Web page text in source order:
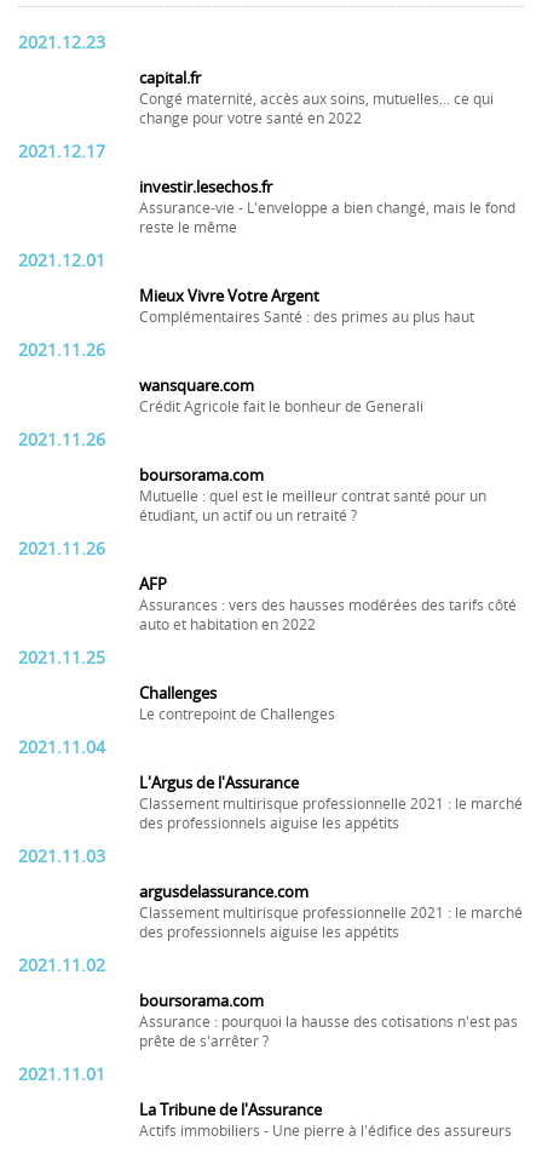
2021.12.23
capital.fr
Congé maternité, accès aux soins, mutuelles... ce qui
change pour votre santé en 2022
2021.12.17
investir.lesechos.fr
Assurance-vie - L'enveloppe a bien changé, mais le fond
reste le même
2021.12.01
Mieux Vivre Votre Argent
Complémentaires Santé : des primes au plus haut
2021.11.26
wansquare.com
Crédit Agricole fait le bonheur de Generali
2021.11.26
boursorama.com
Mutuelle : quel est le meilleur contrat santé pour un
étudiant, un actif ou un retraité ?
2021.11.26
AFP
Assurances : vers des hausses modérées des tarifs côté
auto et habitation en 2022
2021.11.25
Challenges
Le contrepoint de Challenges
2021.11.04
L'Argus de l'Assurance
Classement multirisque professionnelle 2021 : le marché
des professionnels aiguise les appétits
2021.11.03
argusdelassurance.com
Classement multirisque professionnelle 2021 : le marché
des professionnels aiguise les appétits
2021.11.02
boursorama.com
Assurance : pourquoi la hausse des cotisations n'est pas
prête de s'arrêter ?
2021.11.01
La Tribune de l'Assurance
Actifs immobiliers - Une pierre à l'édifice des assureurs